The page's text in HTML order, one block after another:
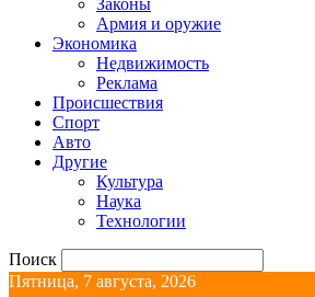
Законы
Армия и оружие
Экономика
Недвижимость
Реклама
Происшествия
Спорт
Авто
Другие
Культура
Наука
Технологии
Поиск
Пятница, 7 августа, 2026